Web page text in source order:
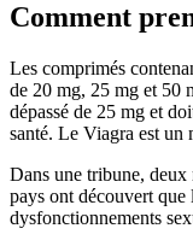
Comment
Les comprimés
de 20 mg, 25 mg et 50
dépassé de 25 mg et
santé. Le Viagra est un
Dans une tribune, deux
pays ont découvert
dysfonctionnements